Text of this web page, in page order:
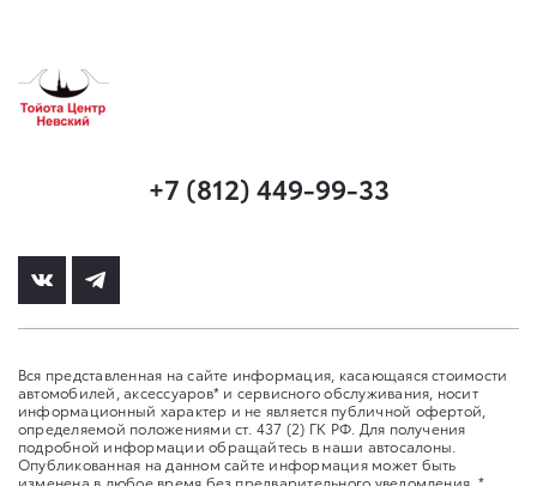
+7 (812) 449-99-33
Вся представленная на сайте информация, касающаяся стоимости
автомобилей, аксессуаров* и сервисного обслуживания, носит
информационный характер и не является публичной офертой,
определяемой положениями ст. 437 (2) ГК РФ. Для получения
подробной информации обращайтесь в наши автосалоны.
Опубликованная на данном сайте информация может быть
изменена в любое время без предварительного уведомления. *